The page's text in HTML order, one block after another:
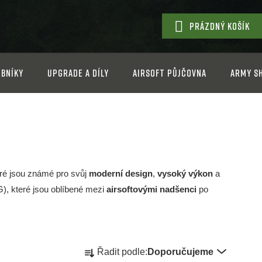
NÁKUPNÍ
KOŠÍK
PRÁZDNÝ KOŠÍK
Upgrade a díly Airsoft půjčovna Army
jsou známé pro svůj moderní design, vysoký výkon a
které jsou oblíbené mezi airsoftovými nadšenci po
Ř Řadit podle: Doporučujeme